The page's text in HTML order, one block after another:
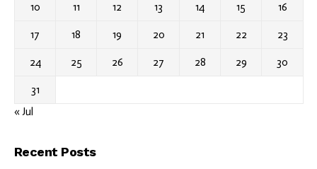
10 11 12 13 14 15 16
17 18 19 20 21 22 23
24 25 26 27 28 29 30
31
« Jul
Recent Posts